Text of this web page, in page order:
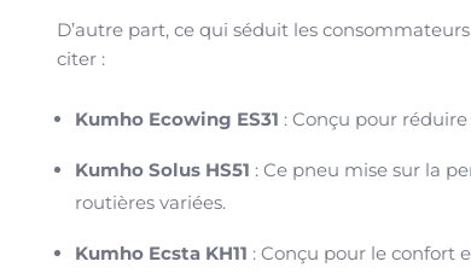
D’autre part, ce qui séduit les
citer :
Kumho Ecowing ES31 : Conçu pour
Kumho Solus HS51 : Ce pneu mise sur la
routières variées.
Kumho Ecsta KH11 : Conçu pour le confort